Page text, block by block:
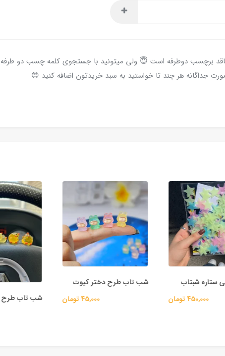
برچسب دوطرفه است 😇 ولی میتونید با جستجوی کلمه چسب دو طرفه
جداگانه هر چند تا خواستید به سبد خریدتون اضافه کنید 😍
450,000 تومان
شب تاب طرح دختر کیوت
45,000 تومان
شب تاب طرح